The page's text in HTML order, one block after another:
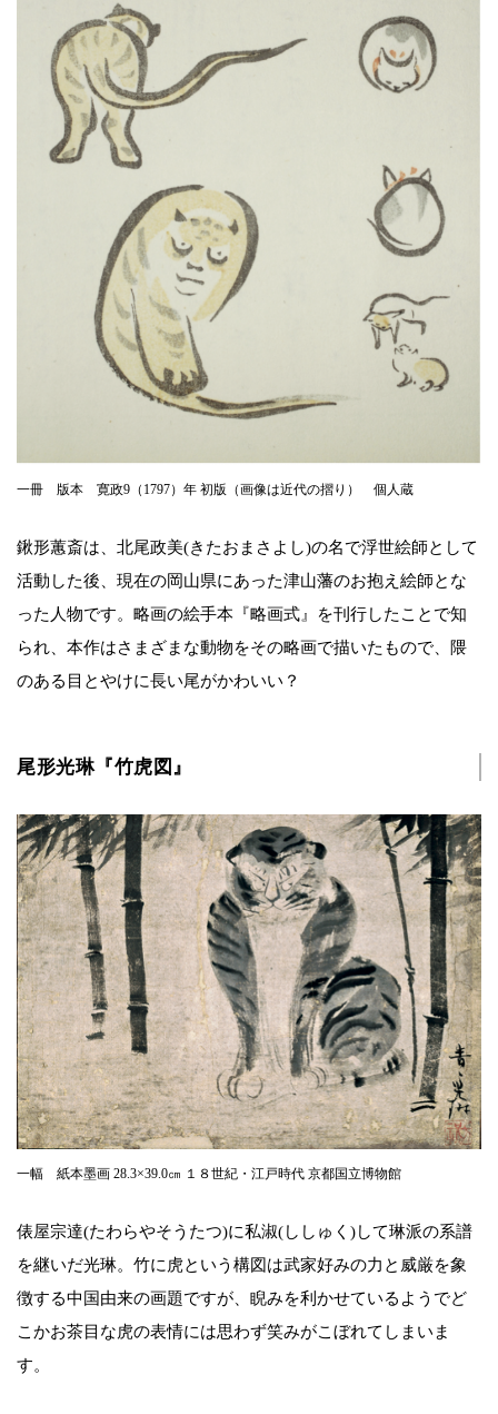
一冊 版本 寛政9（1797）年 初版（画像は近代の摺り） 個人蔵
鍬形蕙斎は、北尾政美(きたおまさよし)の名で浮世絵師として
活動した後、現在の岡山県にあった津山藩のお抱え絵師とな
った人物です。略画の絵手本『略画式』を刊行したことで知
られ、本作はさまざまな動物をその略画で描いたもので、隈
のある目とやけに長い尾がかわいい？
尾形光琳『竹虎図』
一幅 紙本墨画 28.3×39.0㎝ １８世紀・江戸時代 京都国立博物館
俵屋宗達(たわらやそうたつ)に私淑(ししゅく)して琳派の系譜
を継いだ光琳。竹に虎という構図は武家好みの力と威厳を象
徴する中国由来の画題ですが、睨みを利かせているようでど
こかお茶目な虎の表情には思わず笑みがこぼれてしまいま
す。